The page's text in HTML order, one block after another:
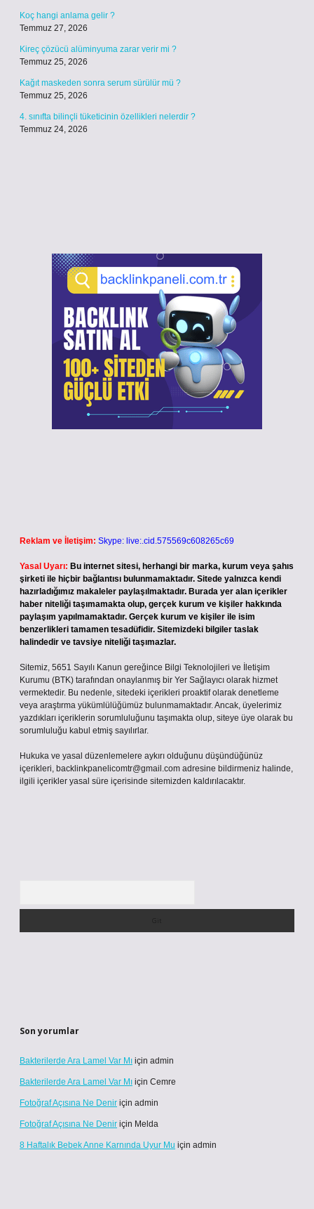
Koç hangi anlama gelir ?
Temmuz 27, 2026
Kireç çözücü alüminyuma zarar verir mi ?
Temmuz 25, 2026
Kağıt maskeden sonra serum sürülür mü ?
Temmuz 25, 2026
4. sınıfta bilinçli tüketicinin özellikleri nelerdir ?
Temmuz 24, 2026
Reklam ve İletişim: Skype: live:.cid.575569c608265c69
Yasal Uyarı: Bu internet sitesi, herhangi bir marka, kurum veya şahıs
şirketi ile hiçbir bağlantısı bulunmamaktadır. Sitede yalnızca kendi
hazırladığımız makaleler paylaşılmaktadır. Burada yer alan içerikler
haber niteliği taşımamakta olup, gerçek kurum ve kişiler hakkında
paylaşım yapılmamaktadır. Gerçek kurum ve kişiler ile isim
benzerlikleri tamamen tesadüfidir. Sitemizdeki bilgiler taslak
halindedir ve tavsiye niteliği taşımazlar.
Sitemiz, 5651 Sayılı Kanun gereğince Bilgi Teknolojileri ve İletişim
Kurumu (BTK) tarafından onaylanmış bir Yer Sağlayıcı olarak hizmet
vermektedir. Bu nedenle, sitedeki içerikleri proaktif olarak denetleme
veya araştırma yükümlülüğümüz bulunmamaktadır. Ancak, üyelerimiz
yazdıkları içeriklerin sorumluluğunu taşımakta olup, siteye üye olarak bu
sorumluluğu kabul etmiş sayılırlar.
Hukuka ve yasal düzenlemelere aykırı olduğunu düşündüğünüz
içerikleri, backlinkpanelicomtr@gmail.com adresine bildirmeniz halinde,
ilgili içerikler yasal süre içerisinde sitemizden kaldırılacaktır.
Son yorumlar
Bakterilerde Ara Lamel Var Mı için admin
Bakterilerde Ara Lamel Var Mı için Cemre
Fotoğraf Açısına Ne Denir için admin
Fotoğraf Açısına Ne Denir için Melda
8 Haftalık Bebek Anne Karnında Uyur Mu için admin